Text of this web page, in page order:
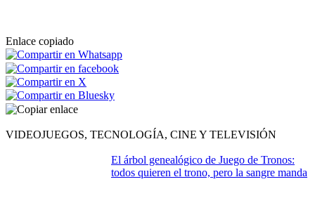
Enlace copiado
VIDEOJUEGOS, TECNOLOGÍA, CINE Y TELEVISIÓN
El árbol genealógico de Juego de Tronos:
todos quieren el trono, pero la sangre manda